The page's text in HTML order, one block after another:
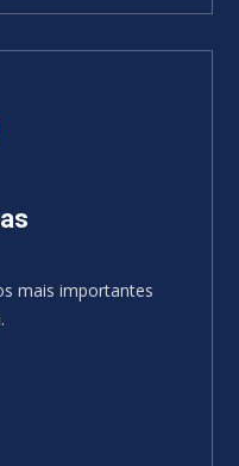
mais importantes